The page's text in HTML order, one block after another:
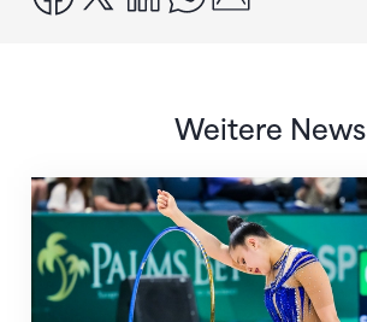
Weitere News
Nächster Halt: Weltmeisterschaft